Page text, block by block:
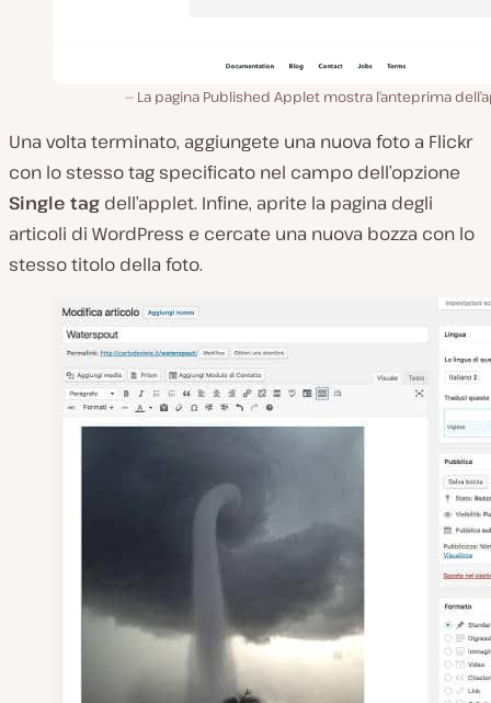
La pagina Published Applet mostra l’anteprima
Una volta terminato, aggiungete una nuova foto a Flickr
con lo stesso tag specificato nel campo dell’opzione
Single tag dell’applet. Infine, aprite la pagina degli
articoli di WordPress e cercate una nuova bozza con lo
stesso titolo della foto.